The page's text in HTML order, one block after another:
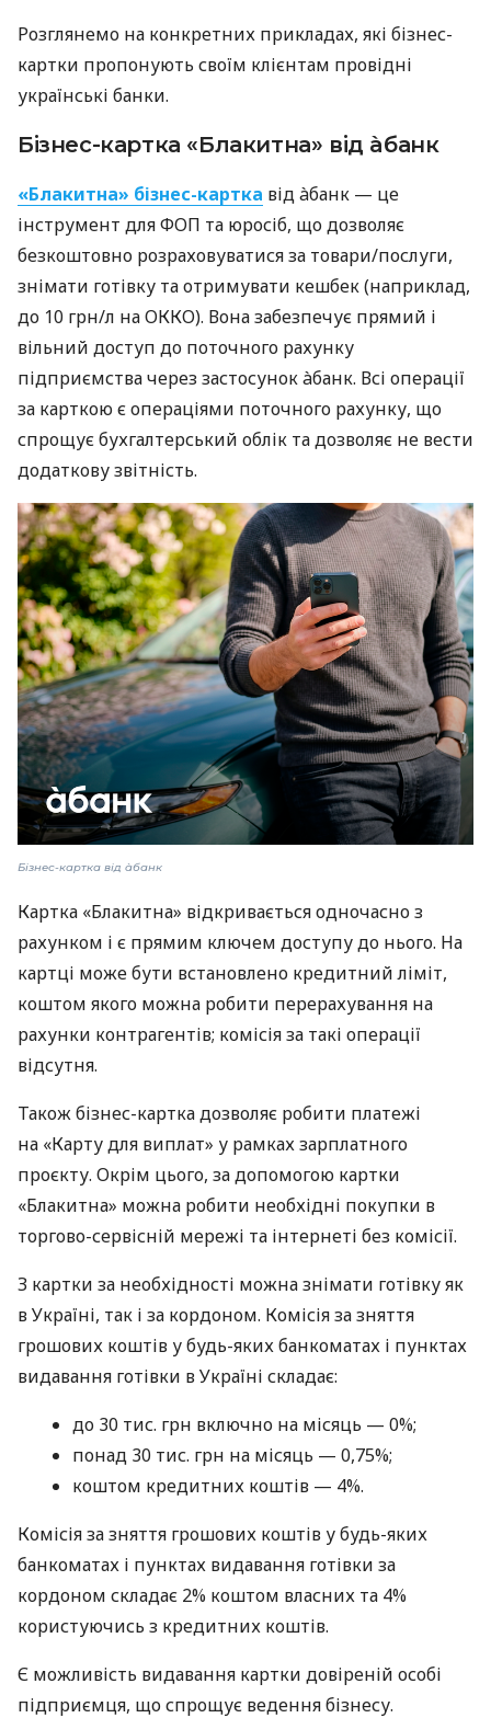
Розглянемо на конкретних прикладах, які бізнес-
картки пропонують своїм клієнтам провідні
українські банки.
Бізнес-картка «Блакитна» від àбанк
«Блакитна» бізнес-картка від àбанк — це
інструмент для ФОП та юросіб, що дозволяє
безкоштовно розраховуватися за товари/послуги,
знімати готівку та отримувати кешбек (наприклад,
до 10 грн/л на ОККО). Вона забезпечує прямий і
вільний доступ до поточного рахунку
підприємства через застосунок àбанк. Всі операції
за карткою є операціями поточного рахунку, що
спрощує бухгалтерський облік та дозволяє не вести
додаткову звітність.
Бізнес-картка від àбанк
Картка «Блакитна» відкривається одночасно з
рахунком і є прямим ключем доступу до нього. На
картці може бути встановлено кредитний ліміт,
коштом якого можна робити перерахування на
рахунки контрагентів; комісія за такі операції
відсутня.
Також бізнес-картка дозволяє робити платежі
на «Карту для виплат» у рамках зарплатного
проєкту. Окрім цього, за допомогою картки
«Блакитна» можна робити необхідні покупки в
торгово-сервісній мережі та інтернеті без комісії.
З картки за необхідності можна знімати готівку як
в Україні, так і за кордоном. Комісія за зняття
грошових коштів у будь-яких банкоматах і пунктах
видавання готівки в Україні складає:
до 30 тис. грн включно на місяць — 0%;
понад 30 тис. грн на місяць — 0,75%;
коштом кредитних коштів — 4%.
Комісія за зняття грошових коштів у будь-яких
банкоматах і пунктах видавання готівки за
кордоном складає 2% коштом власних та 4%
користуючись з кредитних коштів.
Є можливість видавання картки довіреній особі
підприємця, що спрощує ведення бізнесу.